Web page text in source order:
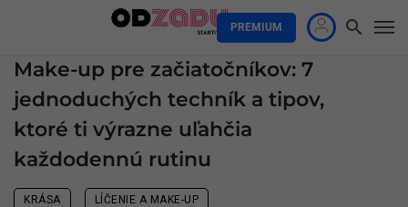
PREMIUM
Make-up pre začiatočníkov: 7
jednoduchých techník a tipov,
ktoré ti výrazne uľahčia
každodennú rutinu
KRÁSA LÍČENIE A MAKE-UP